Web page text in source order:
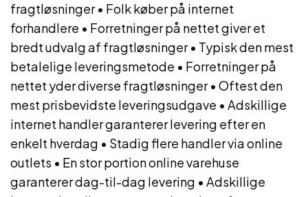
fragtløsninger• Folk køber på internet
forhandlere • Forretninger på nettet giver et
bredt udvalg af fragtløsninger• Typisk den mest
betalelige leveringsmetode • Forretninger på
nettet yder diverse fragtløsninger• Oftest den
mest prisbevidste leveringsudgave • Adskillige
internet handler garanterer levering efter en
enkelt hverdag • Stadig flere handler via online
outlets • En stor portion online varehuse
garanterer dag-til-dag levering • Adskillige